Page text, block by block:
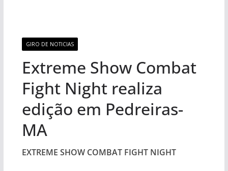
GIRO DE NOTICIAS
Extreme Show Combat
Fight Night realiza
edição em Pedreiras-
MA
EXTREME SHOW COMBAT FIGHT NIGHT